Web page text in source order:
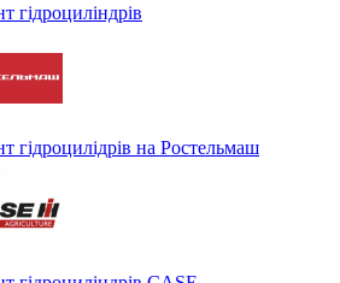
гідроциліндрів
гідроцилідрів на Ростельмаш